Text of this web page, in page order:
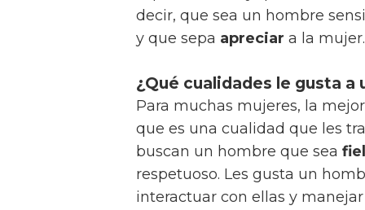
decir, que sea un hombre
y que sepa apreciar a la mujer.
¿Qué cualidades le gusta a
Para muchas mujeres, la
que es una cualidad que les
buscan un hombre que sea fiel
respetuoso. Les gusta un
interactuar con ellas y